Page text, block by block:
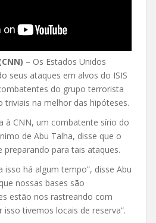
– Os Estados Unidos
seus ataques em alvos do ISIS
do grupo terrorista
triviais na melhor das hipóteses.
à CNN, um combatente sírio do
de Abu Talha, disse que o
preparando para tais ataques.
isso há algum tempo”, disse Abu
nossas bases são
estão nos rastreando com
tivemos locais de reserva”.